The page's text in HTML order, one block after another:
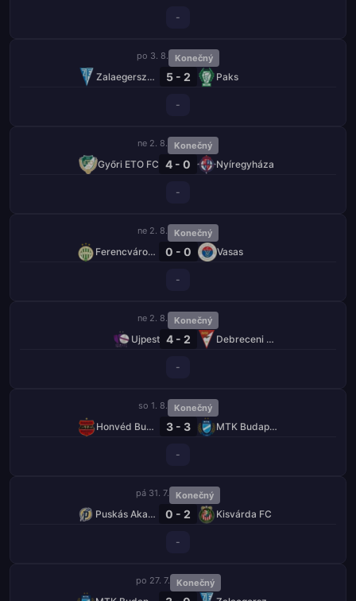
-
po 3. 8. Konečný
Zalaegerszegi TE 5 - 2 Paks
-
ne 2. 8. Konečný
Győri ETO FC 4 - 0 Nyíregyháza
-
ne 2. 8. Konečný
Ferencváros TC 0 - 0 Vasas
-
ne 2. 8. Konečný
Ujpest 4 - 2 Debreceni VSC
-
so 1. 8. Konečný
Honvéd Budapešť 3 - 3 MTK Budapešť
-
pá 31. 7. Konečný
Puskás Akadémia 0 - 2 Kisvárda FC
-
po 27. 7. Konečný